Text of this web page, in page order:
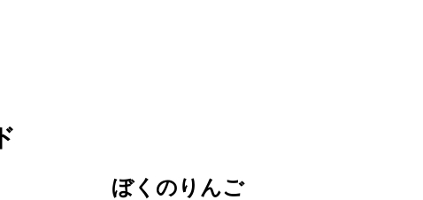
ぼくのりんご